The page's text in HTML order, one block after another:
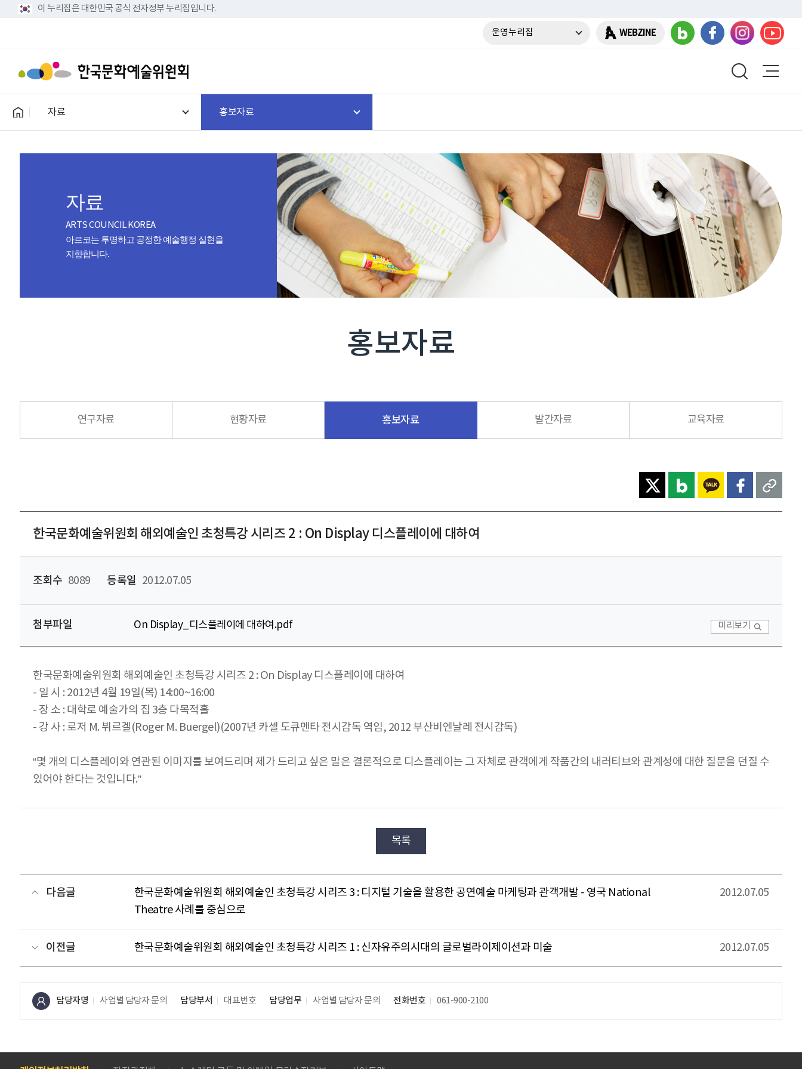
이 누리집은 대한민국 공식 전자정부 누리집입니다.
운영누리집 WEBZINE
자료 홍보자료
자료
ARTS COUNCIL KOREA
아르코는 투명하고 공정한 예술행정 실현을
지향합니다.
홍보자료
연구자료 현황자료 홍보자료 발간자료 교육자료
한국문화예술위원회 해외예술인 초청특강 시리즈 2 : On Display 디스플레이에 대하여
조회수 8089 등록일 2012.07.05
첨부파일 On Display_디스플레이에 대하여.pdf 미리보기
한국문화예술위원회 해외예술인 초청특강 시리즈 2 : On Display 디스플레이에 대하여
- 일 시 : 2012년 4월 19일(목) 14:00~16:00
- 장 소 : 대학로 예술가의 집 3층 다목적홀
- 강 사 : 로저 M. 뷔르겔(Roger M. Buergel)(2007년 카셀 도큐멘타 전시감독 역임, 2012 부산비엔날레 전시감독)
“몇 개의 디스플레이와 연관된 이미지를 보여드리며 제가 드리고 싶은 말은 결론적으로 디스플레이는 그 자체로 관객에게 작품간의 내러티브와 관계성에 대한 질문을 던질 수
있어야 한다는 것입니다.”
목록
다음글
한국문화예술위원회 해외예술인 초청특강 시리즈 3 : 디지털 기술을 활용한 공연예술 마케팅과 관객개발 - 영국 National
Theatre 사례를 중심으로
2012.07.05
이전글 한국문화예술위원회 해외예술인 초청특강 시리즈 1 : 신자유주의시대의 글로벌라이제이션과 미술 2012.07.05
담당자명 사업별 담당자 문의 담당부서 대표번호 담당업무 사업별 담당자 문의 전화번호 061-900-2100